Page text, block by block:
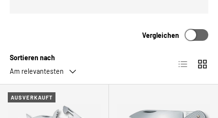
Sortieren nach
Am relevantesten
Vergleichen
AUSVERKAUFT